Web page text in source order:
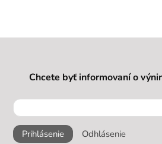
Chcete byť informovaní o
Prihlásenie Odhlásenie